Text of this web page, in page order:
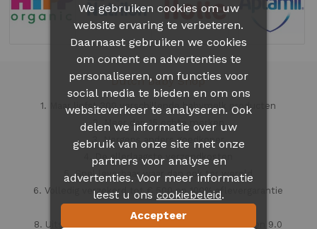
Dutch Baby Shop
1. Maar liefst 300 verschillende babymelk producten
2. Meer dan 15 echte merken
3. Nergens anders goedkoper
4. De allerlaagste verzendkosten
5. Snel leverbaar waar dan ook ter wereld
6. Volledig verzekerd tot € 500 en 100% aflevergarantie
7. Veilig en vertrouwd
8. Uitstekende klantenservice beoordeeld met een 9.0
We gebruiken cookies om uw
website ervaring te verbeteren.
Daarnaast gebruiken we cookies
om content en advertenties te
personaliseren, om functies voor
social media te bieden en om ons
websiteverkeer te analyseren. Ook
delen we informatie over uw
gebruik van onze site met onze
partners voor analyse en
advertenties. Voor meer informatie
leest u ons cookiebeleid.
Accepteer